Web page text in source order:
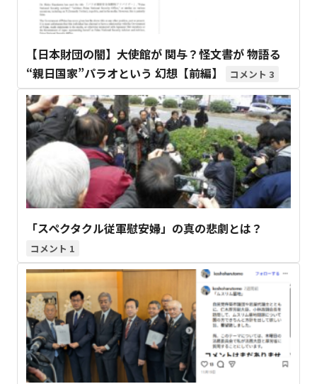
【日本財団の闇】大使館が 関与？怪文書が 物語る
“親日国家”パラオという 幻想【前編】
3
「スペクタクル従軍慰安婦」の真の悲劇とは？
1